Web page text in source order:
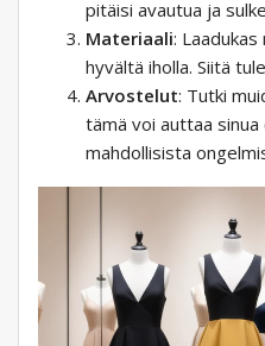
pitäisi avautua ja
Materiaali:
hyvältä iholla. Siitä
Arvostelut: Tutki
tämä voi auttaa sinua
mahdollisista